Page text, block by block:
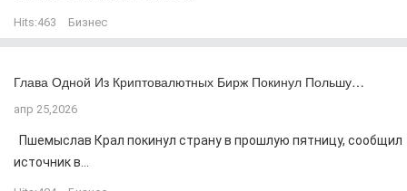
Hits:463 Бизнес
Глава Одной Из Криптовалютных Бирж Покинул Польшу…
апр 25,2026
Пшемыслав Крал покинул страну в прошлую пятницу, сообщил
источник в...